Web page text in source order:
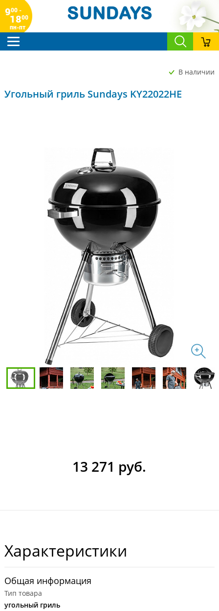
900 -
1800
пн-пт
В наличии
Угольный гриль Sundays KY22022HE
13 271 руб.
Характеристики
Общая информация
Тип товара
угольный гриль